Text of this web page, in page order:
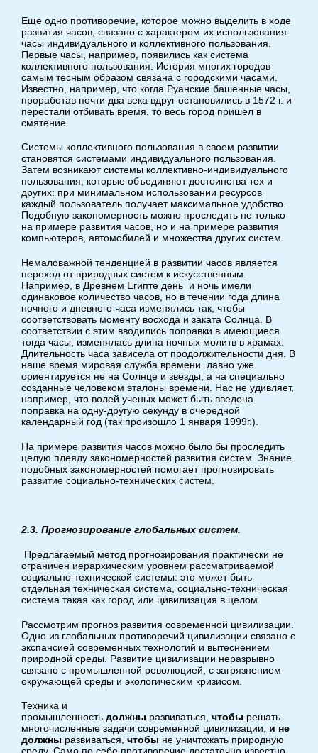
Еще одно противоречие, которое можно выделить в ходе
развития часов, связано с характером их использования:
часы индивидуального и коллективного пользования.
Первые часы, например, появились как система
коллективного пользования. История многих городов
самым тесным образом связана с городскими часами.
Известно, например, что когда Руанские башенные часы,
проработав почти два века вдруг остановились в 1572 г. и
перестали отбивать время, то весь город пришел в
смятение.
Системы коллективного пользования в своем развитии
становятся системами индивидуального пользования.
Затем возникают системы коллективно-индивидуального
пользования, которые объединяют достоинства тех и
других: при минимальном использовании ресурсов
каждый пользователь получает максимальное удобство.
Подобную закономерность можно проследить не только
на примере развития часов, но и на примере развития
компьютеров, автомобилей и множества других систем.
Немаловажной тенденцией в развитии часов является
переход от природных систем к искусственным.
Например, в Древнем Египте день и ночь имели
одинаковое количество часов, но в течении года длина
ночного и дневного часа изменялись так, чтобы
соответствовать моменту восхода и заката Солнца. В
соответствии с этим вводились поправки в имеющиеся
тогда часы, изменялась длина ночных молитв в храмах.
Длительность часа зависела от продолжительности дня. В
наше время мировая служба времени давно уже
ориентируется не на Солнце и звезды, а на специально
созданные человеком эталоны времени. Нас не удивляет,
например, что волей ученых может быть введена
поправка на одну-другую секунду в очередной
календарный год (так произошло 1 января 1999г.).
На примере развития часов можно было бы проследить
целую плеяду закономерностей развития систем. Знание
подобных закономерностей помогает прогнозировать
развитие социально-технических систем.
2.3. Прогнозирование глобальных систем.
Предлагаемый метод прогнозирования практически не
ограничен иерархическим уровнем рассматриваемой
социально-технической системы: это может быть
отдельная техническая система, социально-техническая
система такая как город или цивилизация в целом.
Рассмотрим прогноз развития современной цивилизации.
Одно из глобальных противоречий цивилизации связано с
экспансией современных технологий и вытеснением
природной среды. Развитие цивилизации неразрывно
связано с промышленной революцией, с загрязнением
окружающей среды и экологическим кризисом.
Техника и
промышленность должны развиваться, чтобы решать
многочисленные задачи современной цивилизации, и не
должны развиваться, чтобы не уничтожать природную